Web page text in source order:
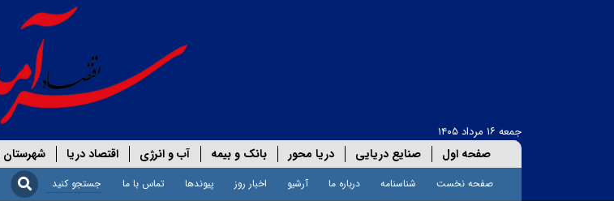
جمعه ۱۶ مرداد ۱۴۰۵
صفحه اول صنایع دریایی دریا محور بانک و بیمه آب و انرژی اقتصاد دریا شهرستان
صفحه نخست شناسنامه درباره ما آرشیو اخبار روز پیوندها تماس با ما